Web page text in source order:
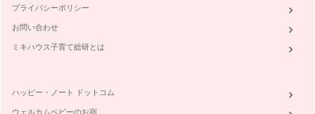
プライバシーポリシー
お問い合わせ
ミキハウス子育て総研とは
ハッピー・ノート ドットコム
ウェルカムベビーのお宿